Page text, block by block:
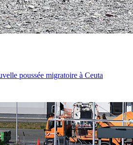
poussée migratoire à Ceuta